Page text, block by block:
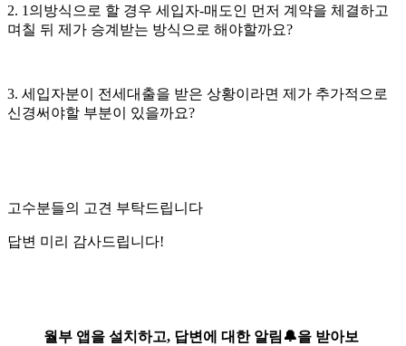
2. 1의방식으로 할 경우 세입자-매도인 먼저 계약을 체결하고
며칠 뒤 제가 승계받는 방식으로 해야할까요?
3. 세입자분이 전세대출을 받은 상황이라면 제가 추가적으로
신경써야할 부분이 있을까요?
고수분들의 고견 부탁드립니다
답변 미리 감사드립니다!
월부 앱을 설치하고, 답변에 대한 알림🔔을 받아보